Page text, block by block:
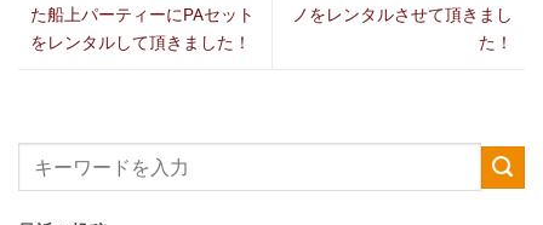
た船上パーティーにPAセット
をレンタルして頂きました！
ノをレンタルさせて頂きまし
た！